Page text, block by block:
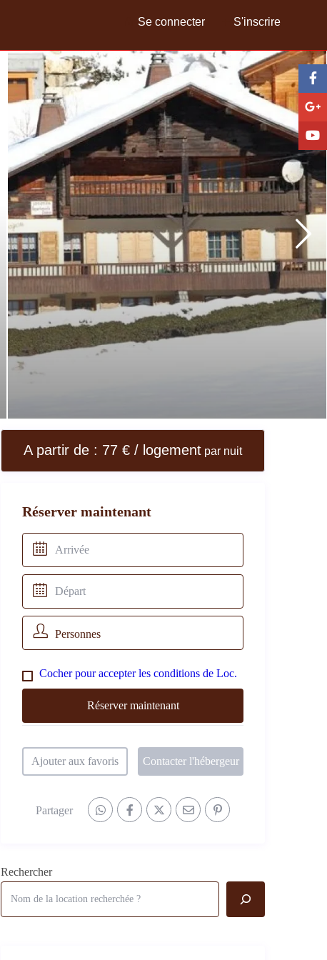
Se connecter S'inscrire
A partir de : 77 € / logement par nuit
Réserver maintenant
Personnes
Cocher pour accepter les conditions de Loc.
Ajouter aux favoris Contacter l'hébergeur
Partager
Rechercher